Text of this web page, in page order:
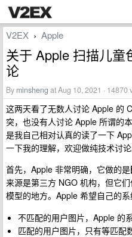
V2EX › Apple
关于 Apple 扫描儿童
论
By minsheng at Aug 10, 2021 · 14870
这两天看了无数人讨论 Apple 的
突，也没有人讨论 Apple 所谓的
是我自己相对认真的读了一下
一下我的理解，欢迎做纯技术讨论
首先，Apple 非常明确，它做的是
来源是第三方 NGO 机构，但它
模型的地方。Apple 希望自己的系
不匹配的用户图片，Apple 的
匹配的用户图片，只有等匹配